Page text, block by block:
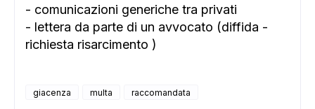
- comunicazioni generiche tra privati
- lettera da parte di un avvocato (diffida -
richiesta risarcimento )
giacenza multa raccomandata